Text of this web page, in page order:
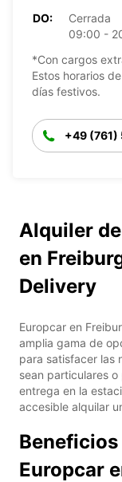
DO:
Cerrada
09:00 -
*Con cargos
Estos horarios
días festivos.
+49 (761)
Alquiler
en
Delivery
Europcar en
amplia gama de
para satisfacer las
sean particulares
entrega en la
accesible alquilar
Europcar